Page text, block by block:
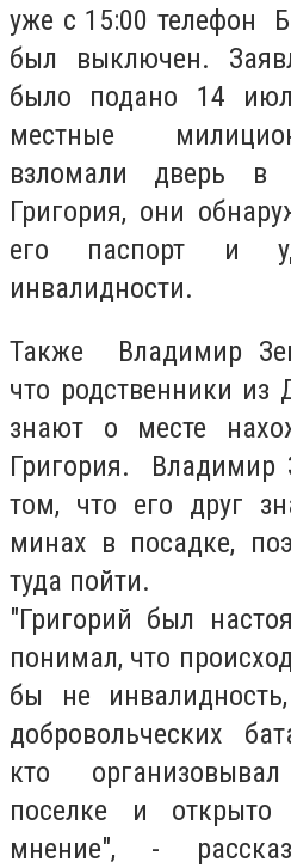
уже с 15:00 телефон
был выключен.
было подано 14
местные
взломали дверь
Григория, они
его паспорт и
инвалидности.
Также Владимир
что родственники из
знают о месте
Григория. Владимир
том, что его друг
минах в посадке,
туда пойти.
"Григорий был
понимал, что
бы не
добровольческих
кто
поселке и открыто
мнение", -